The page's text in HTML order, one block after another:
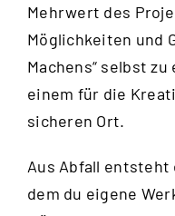
Mehrwert des
Möglichkeiten und
Machens“ selbst
einem für die
sicheren Ort.
Aus Abfall entsteht
dem du eigene